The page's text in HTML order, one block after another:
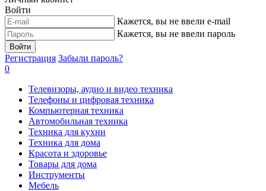
Войти
Кажется, вы не ввели e-mail
Кажется, вы не ввели пароль
Войти
Регистрация Забыли пароль?
0
Телевизоры, аудио и видео техника
Телефоны и цифровая техника
Компьютерная техника
Автомобильная техника
Техника для кухни
Техника для дома
Красота и здоровье
Товары для дома
Инструменты
Мебель